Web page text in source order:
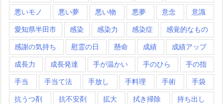
悪いモノ 悪い夢 悪い物 悪夢 意念 意識
愛知県半田市 感染 感染力 感染症 感覚的なもの
感謝の気持ち 慰霊の日 懸命 成績 成績アップ
成長力 成長発達 手が温かい 手のひら 手の指
手当 手当て法 手放し 手料理 手術 手袋
抗うつ剤 抗不安剤 拡大 拭き掃除 持ち出し